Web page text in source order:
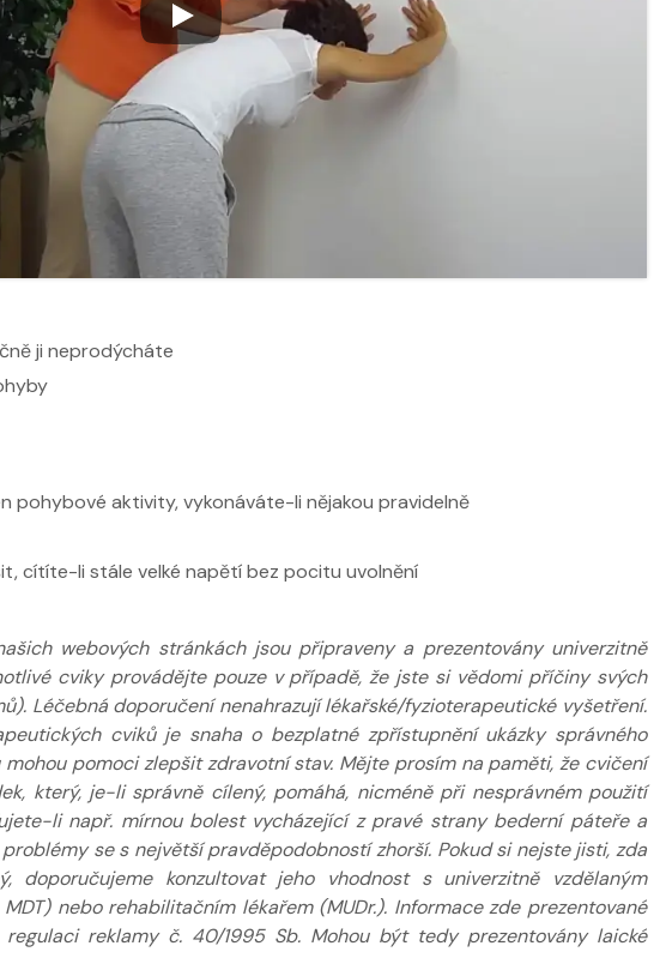
ji neprodýcháte
pohybové aktivity, vykonáváte-li nějakou pravidelně
cítíte-li stále velké napětí bez pocitu uvolnění
webových stránkách jsou připraveny a prezentovány univerzitně
cviky provádějte pouze v případě, že jste si vědomi příčiny svých
Léčebná doporučení nenahrazují lékařské/fyzioterapeutické vyšetření.
cviků je snaha o bezplatné zpřístupnění ukázky správného
mohou pomoci zlepšit zdravotní stav. Mějte prosím na paměti, že cvičení
který, je-li správně cílený, pomáhá, nicméně při nesprávném použití
li např. mírnou bolest vycházející z pravé strany bederní páteře a
se s největší pravděpodobností zhorší. Pokud si nejste jisti, zda
doporučujeme konzultovat jeho vhodnost s univerzitně vzdělaným
nebo rehabilitačním lékařem (MUDr.). Informace zde prezentované
reklamy č. 40/1995 Sb. Mohou být tedy prezentovány laické
léčby ve
Nabídka léčby ve
FYZIOklinice
masáží
Nabídka masáží
Nabídka masáží